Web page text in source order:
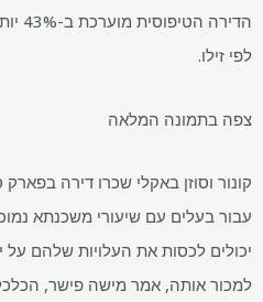
לפי זילו.
צפה בתמונה המלאה
קונור וסוזן באקלי שכרו דירה
עבור בעלים עם שיעורי משכנתא
יכולים לכסות את העלויות שלהם
למכור אותה, אמר מישה פישר,